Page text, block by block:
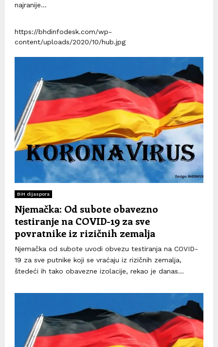
najranije...
https://bhdinfodesk.com/wp-
content/uploads/2020/10/hub.jpg
BiH dijaspora
Njemačka: Od subote obavezno
testiranje na COVID-19 za sve
povratnike iz rizičnih zemalja
Njemačka od subote uvodi obvezu testiranja na COVID-
19 za sve putnike koji se vraćaju iz rizičnih zemalja,
štedeći ih tako obavezne izolacije, rekao je danas...